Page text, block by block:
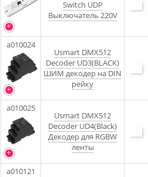
Switch UDP
Выключатель 220V
a010024
Usmart DMX512
Decoder UD3(BLACK)
ШИМ декодер на DIN
рейку
a010025
Usmart DMX512
Decoder UD4(Black)
Декодер для RGBW
ленты
a010121